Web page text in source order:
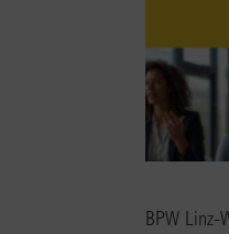
BPW Linz-